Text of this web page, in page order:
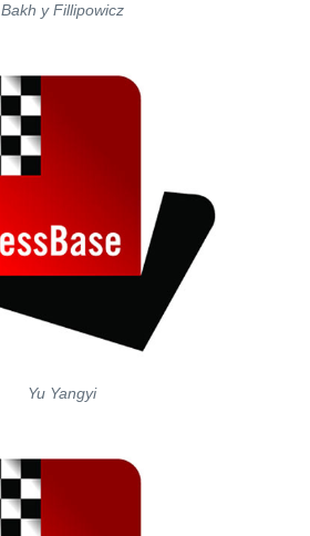
Bakh y Fillipowicz
Yu Yangyi